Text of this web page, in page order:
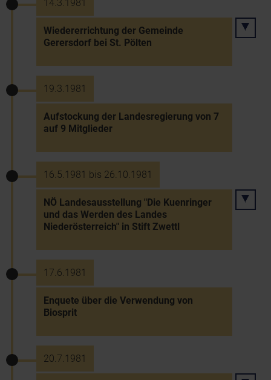
14.3.1981
Wiedererrichtung der Gemeinde
Gerersdorf bei St. Pölten
19.3.1981
Aufstockung der Landesregierung von 7
auf 9 Mitglieder
16.5.1981 bis 26.10.1981
NÖ Landesausstellung "Die Kuenringer
und das Werden des Landes
Niederösterreich" in Stift Zwettl
17.6.1981
Enquete über die Verwendung von
Biosprit
20.7.1981